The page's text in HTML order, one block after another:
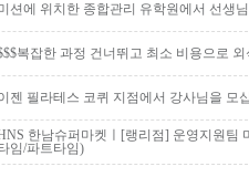
션에 위치한 종합관리 유학원에서 선생
복잡한 과정 건너뛰고 최소 비용으로
젠 필라테스 코퀴 지점에서 강사님을 모
한남슈퍼마켓ㅣ[랭리점] 운영지원팀
임/파트타임)